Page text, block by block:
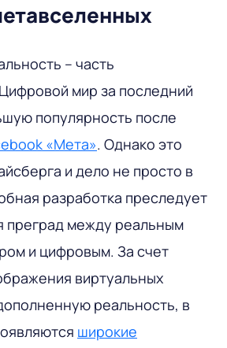
– часть
мир за последний
популярность после
«Мета». Однако это
и дело не просто в
разработка преследует
преград между реальным
и цифровым. За счет
виртуальных
реальность, в
широкие